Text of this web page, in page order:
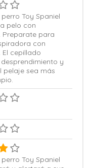
Toy Spaniel
pelo con
Preparate para
con
cepillado
y
pelaje sea más
Toy Spaniel